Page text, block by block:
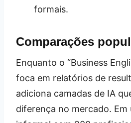
formais.
Comparações
Enquanto o “Business
foca em relatórios de
adiciona camadas de IA
diferença no mercado. Em